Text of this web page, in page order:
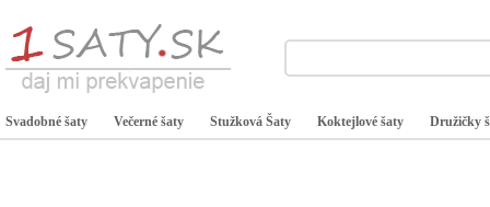
Svadobné šaty Večerné šaty Stužková Šaty Koktejlové šaty Družičky